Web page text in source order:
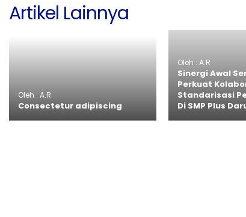
Artikel Lainnya
Oleh : A.R
Consectetur adipiscing
Oleh : A.R
Sinergi Awal
Perkuat
Standarisasi
Di SMP Plus